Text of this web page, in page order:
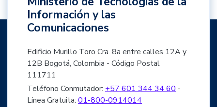
Información y las
Comunicaciones
Edificio Murillo Toro Cra. 8a entre calles 12A y
12B Bogotá, Colombia - Código Postal
111711
Teléfono Conmutador: +57 601 344 34 60 -
Línea Gratuita: 01-800-0914014